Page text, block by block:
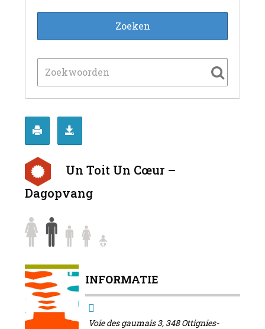
Un Toit Un Cœur –
Dagopvang
INFORMATIE
Voie des gaumais 3, 348 Ottignies-